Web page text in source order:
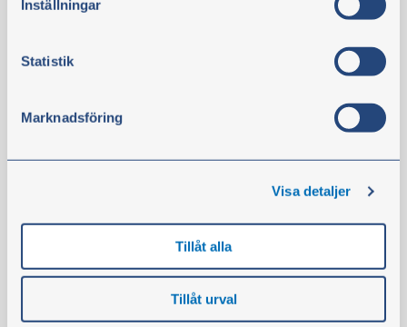
Inställningar
Statistik
Marknadsföring
Visa detaljer
Tillåt alla
Tillåt urval
Öljynsuodatin spin-on
HUOMIO: